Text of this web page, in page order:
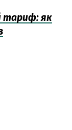
тариф: як